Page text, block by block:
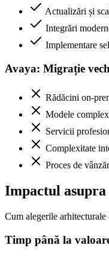
Actualizări și
Integrări
Implementare
Avaya: Migrație
Rădăcini on-
Modele
Servicii
Complexitate
Proces de
Impactul
Cum alegerile
Timp până la